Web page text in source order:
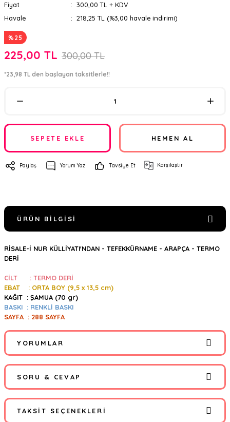
Fiyat
300,00 TL + KDV
Havale
218,25 TL (%3,00 havale indirimi)
%25
225,00 TL 300,00 TL
*23,98 TL den başlayan taksitlerle!!
SEPETE EKLE HEMEN AL
Paylaş Yorum Yaz Tavsiye Et Karşılaştır
ÜRÜN BILGISI
RİSALE-İ NUR KÜLLİYATI'NDAN - TEFEKKÜRNAME - ARAPÇA - TERMO
DERİ
CİLT : TERMO DERİ
EBAT : ORTA BOY (9,5 x 13,5 cm)
KAĞIT : ŞAMUA (70 gr)
BASKI : RENKLİ BASKI
SAYFA : 288 SAYFA
YORUMLAR
Bu ürüne ilk yorumu siz yapın!
Yorum Yaz
SORU & CEVAP
TAKSIT SEÇENEKLERI